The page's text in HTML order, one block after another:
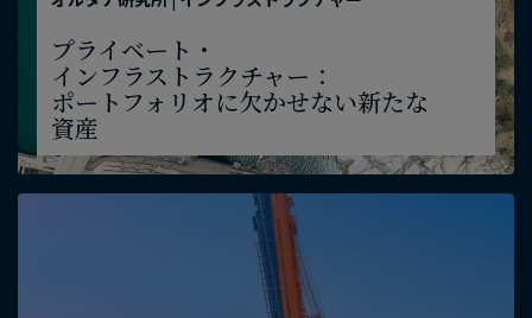
プライベート・
インフラストラクチャー：
ポートフォリオに​欠かせない​新たな​
資産